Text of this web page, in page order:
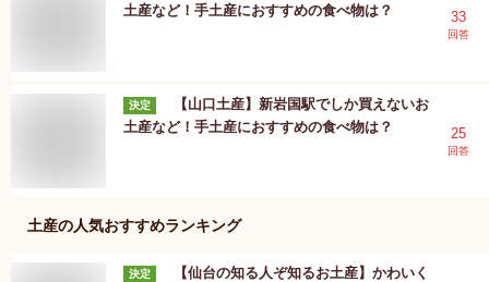
土産など！手土産におすすめの食べ物は？
33
回答
決定
【山口土産】新岩国駅でしか買えないお
土産など！手土産におすすめの食べ物は？
25
回答
土産の人気おすすめランキング
決定
【仙台の知る人ぞ知るお土産】かわいく